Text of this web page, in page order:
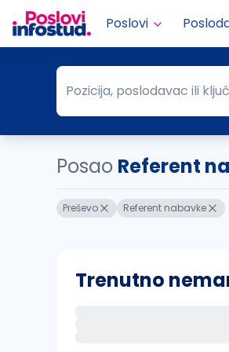
Poslovi
Pozicija, poslodavac ili
Pozicija, poslodavac ili
Posao Referent
Preševo Referent nabavke
Trenutno